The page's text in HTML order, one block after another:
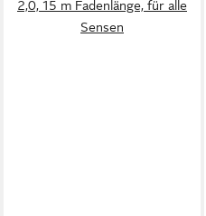
2,0, 15 m Fadenlänge, für alle
Sensen